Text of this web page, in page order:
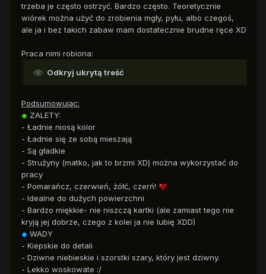
trzeba je często ostrzyć. Bardzo często. Teoretycznie
wiórek można użyć do zrobienia mgły, pyłu, albo czegoś,
ale ja i bez takich zabaw mam dostatecznie brudne ręce XD
Praca nimi robiona:
Odkryj ukrytą treść
Podsumowując:
ZALETY:
- Ładnie niosą kolor
- Ładnie się ze sobą mieszają
- Są gładkie
- Strużyny (matko, jak to brzmi XD) można wykorzystać do
pracy
- Pomarańcz, czerwień, żółć, czerń!
- Idealne do dużych powierzchni
- Bardzo miękkie- nie niszczą kartki (ale zamiast tego nie
kryją jej dobrze, czego z kolei ja nie lubię XDD)
WADY
- Kiepskie do detali
- Dziwne niebieskie i szorstki szary, który jest dziwny.
- Lekko woskowate :/